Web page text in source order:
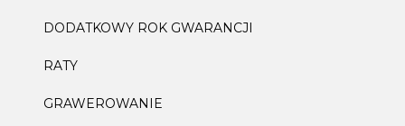
DODATKOWY ROK GWARANCJI
RATY
GRAWEROWANIE